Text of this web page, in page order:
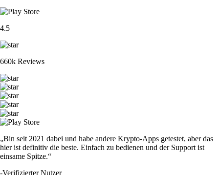
4.5
660k Reviews
„Bin seit 2021 dabei und habe andere Krypto-Apps getestet, aber das
hier ist definitiv die beste. Einfach zu bedienen und der Support ist
einsame Spitze.“
-Verifizierter Nutzer